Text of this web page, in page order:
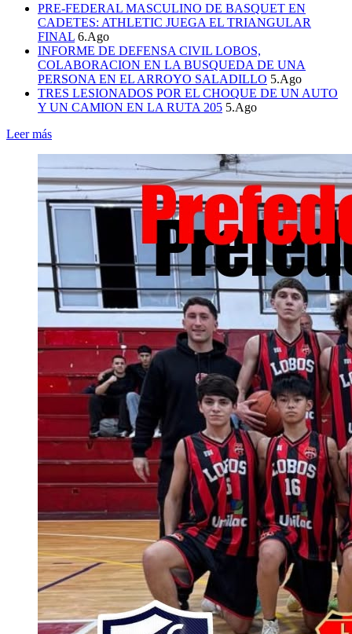
PRE-FEDERAL MASCULINO DE BASQUET EN
CADETES: ATHLETIC JUEGA EL TRIANGULAR
FINAL 6.Ago
INFORME DE DEFENSA CIVIL LOBOS,
COLABORACION EN LA BUSQUEDA DE UNA
PERSONA EN EL ARROYO SALADILLO 5.Ago
TRES LESIONADOS POR EL CHOQUE DE UN AUTO
Y UN CAMION EN LA RUTA 205 5.Ago
Leer más